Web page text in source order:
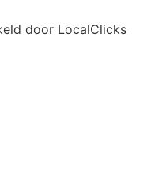
door LocalClicks